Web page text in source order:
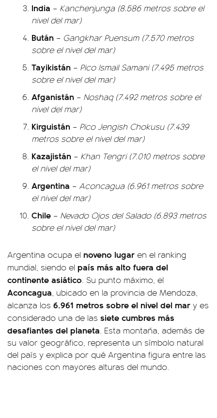
India – Kanchenjunga (8.586 metros sobre el
nivel del mar)
Bután – Gangkhar Puensum (7.570 metros
sobre el nivel del mar)
Tayikistán – Pico Ismail Samani (7.495 metros
sobre el nivel del mar)
Afganistán – Noshaq (7.492 metros sobre el
nivel del mar)
Kirguistán – Pico Jengish Chokusu (7.439
metros sobre el nivel del mar)
Kazajistán – Khan Tengri (7.010 metros sobre
el nivel del mar)
Argentina – Aconcagua (6.961 metros sobre
el nivel del mar)
Chile – Nevado Ojos del Salado (6.893 metros
sobre el nivel del mar)
Argentina ocupa el noveno lugar en el ranking
mundial, siendo el país más alto fuera del
continente asiático. Su punto máximo, el
Aconcagua, ubicado en la provincia de Mendoza,
alcanza los 6.961 metros sobre el nivel del mar y es
considerado una de las siete cumbres más
desafiantes del planeta. Esta montaña, además de
su valor geográfico, representa un símbolo natural
del país y explica por qué Argentina figura entre las
naciones con mayores alturas del mundo.